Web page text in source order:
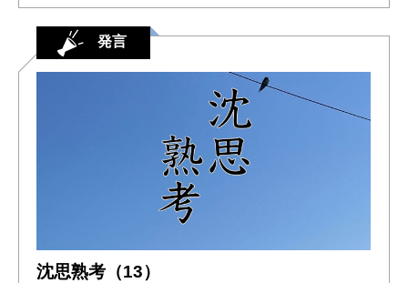
発言
沈思熟考（13）